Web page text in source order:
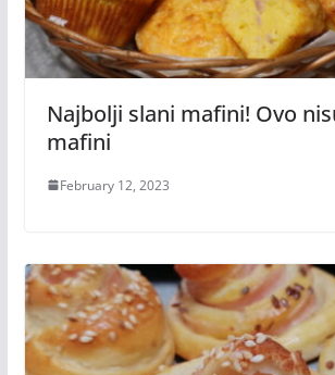
Najbolji slani mafini! Ovo
mafini
February 12, 2023